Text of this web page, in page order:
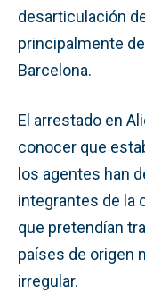
desarticulación
principalmente
Barcelona.
El arrestado en
conocer que
los agentes han
integrantes de la
que pretendían
países de origen
irregular.